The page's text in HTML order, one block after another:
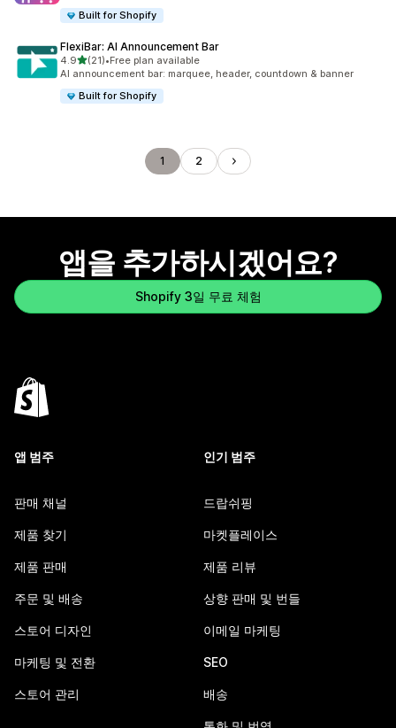
Built for Shopify
FlexiBar: AI Announcement Bar
4.9별 5개 중
(21)
총 리뷰 21개
•Free plan available
AI announcement bar: marquee, header, countdown & banner
Built for Shopify
1 2
앱을 추가하시겠어요?
Shopify 3일 무료 체험
앱 범주
판매 채널
제품 찾기
제품 판매
주문 및 배송
스토어 디자인
마케팅 및 전환
스토어 관리
인기 범주
드랍쉬핑
마켓플레이스
제품 리뷰
상향 판매 및 번들
이메일 마케팅
SEO
배송